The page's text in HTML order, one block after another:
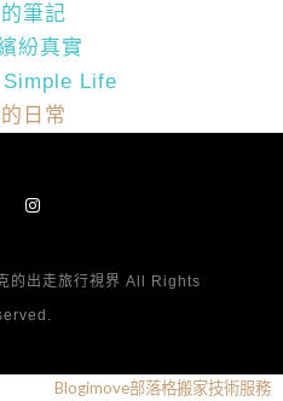
筆記
紛真實
Life
日常
出走旅行視界 All Rights
Blogimove部落格搬家技術服務